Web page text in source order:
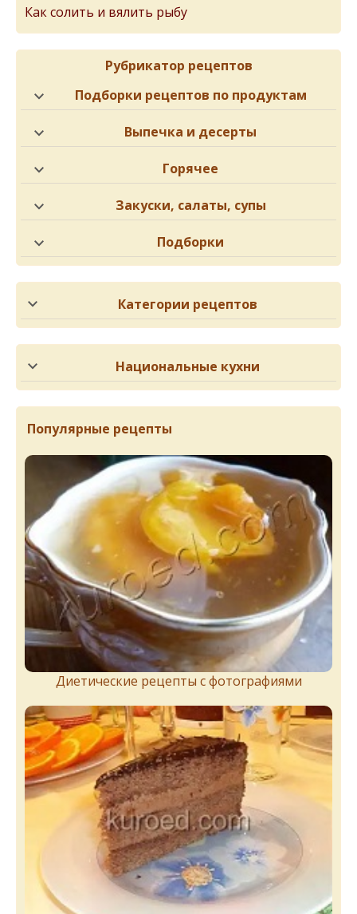
Как солить и вялить рыбу
Рубрикатор рецептов
Подборки рецептов по продуктам
Выпечка и десерты
Горячее
Закуски, салаты, супы
Подборки
Категории рецептов
Национальные кухни
Популярные рецепты
Диетические рецепты с фотографиями